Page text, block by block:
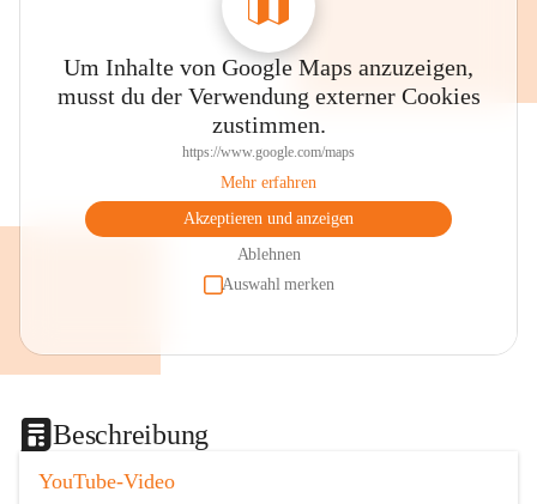
Um Inhalte von Google Maps anzuzeigen,
musst du der Verwendung externer Cookies
zustimmen.
https://www.google.com/maps
Mehr erfahren
Akzeptieren und anzeigen
Ablehnen
Auswahl merken
Beschreibung
YouTube-Video